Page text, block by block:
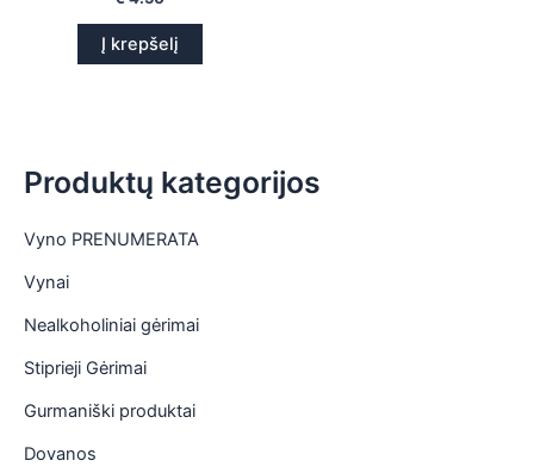
Produktų kategorijos
Vyno PRENUMERATA
Vynai
Nealkoholiniai gėrimai
Stiprieji Gėrimai
Gurmaniški produktai
Dovanos
Į krepšelį